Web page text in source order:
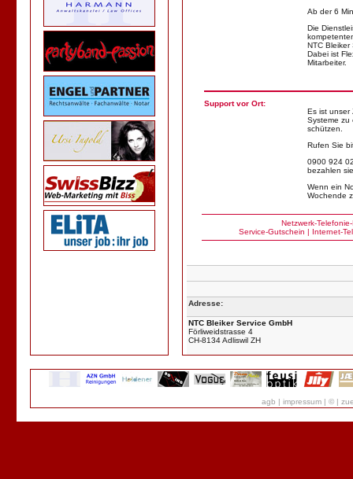
Ab der 6
Die
NTC Bleiker
Dabei ist
Mitarbeiter.
Support vor Ort:
Es ist unser
Systeme zu
schützen.
Rufen Sie
0900 924
bezahlen
Wenn ein
Wochende
Netzwerk-Telefonie-
Service-Gutschein | Internet-
Adresse:
NTC Bleiker Service GmbH
Förliweidstrasse 4
CH-8134 Adliswil ZH
agb | impressum | © |